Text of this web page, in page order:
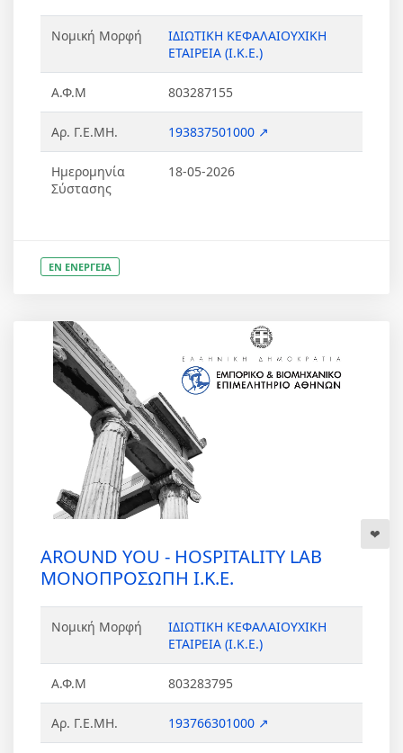
Νομική Μορφή
ΙΔΙΩΤΙΚΗ ΚΕΦΑΛΑΙΟΥΧΙΚΗ
ΕΤΑΙΡΕΙΑ (Ι.Κ.Ε.)
Α.Φ.Μ 803287155
Αρ. Γ.Ε.ΜΗ. 193837501000 ↗
Ημερομηνία
Σύστασης
18-05-2026
ΕΝ ΕΝΕΡΓΕΙΑ
AROUND YOU - HOSPITALITY LAB
ΜΟΝΟΠΡΟΣΩΠΗ Ι.Κ.Ε.
Νομική Μορφή
ΙΔΙΩΤΙΚΗ ΚΕΦΑΛΑΙΟΥΧΙΚΗ
ΕΤΑΙΡΕΙΑ (Ι.Κ.Ε.)
Α.Φ.Μ 803283795
Αρ. Γ.Ε.ΜΗ. 193766301000 ↗